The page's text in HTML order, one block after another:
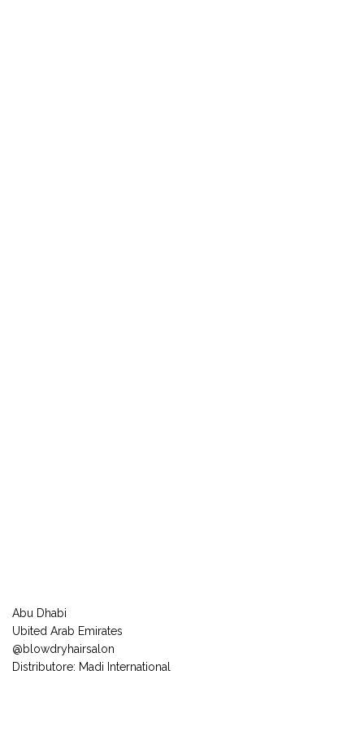
Abu Dhabi
Ubited Arab Emirates
@blowdryhairsalon
Distributore: Madi International